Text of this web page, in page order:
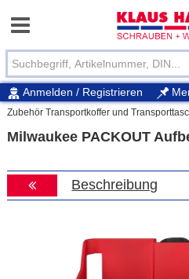
Anmelden / Registrieren
Zubehör Transportkoffer und
Milwaukee PACKOUT
Beschreibung